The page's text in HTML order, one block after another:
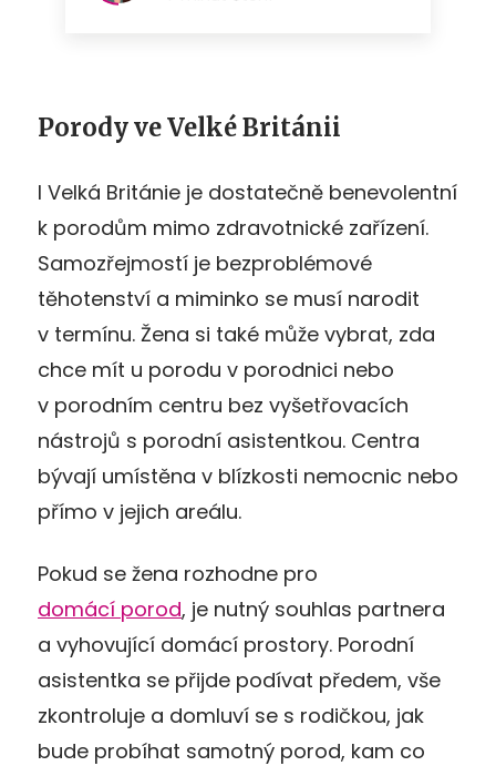
Porody ve Velké Británii
I Velká Británie je dostatečně benevolentní
k porodům mimo zdravotnické zařízení.
Samozřejmostí je bezproblémové
těhotenství a miminko se musí narodit
v termínu. Žena si také může vybrat, zda
chce mít u porodu v porodnici nebo
v porodním centru bez vyšetřovacích
nástrojů s porodní asistentkou. Centra
bývají umístěna v blízkosti nemocnic nebo
přímo v jejich areálu.
Pokud se žena rozhodne pro
domácí porod, je nutný souhlas partnera
a vyhovující domácí prostory. Porodní
asistentka se přijde podívat předem, vše
zkontroluje a domluví se s rodičkou, jak
bude probíhat samotný porod, kam co